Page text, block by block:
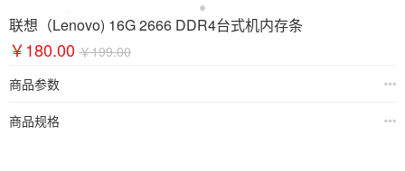
联想（Lenovo) 16G 2666 DDR4台式机内存条
￥180.00 ￥199.00
商品参数
商品规格